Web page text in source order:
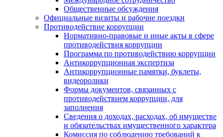
Общественные обсуждения
Официальные визиты и рабочие поездки
Противодействие коррупции
Нормативно-правовые и иные акты в сфере
противодействия коррупции
Программа по противодействию коррупции
Антикоррупционная экспертиза
Антикоррупционные памятки, буклеты,
видеоролики
Формы документов, связанных с
противодействием коррупции, для
заполнения
Сведения о доходах, расходах, об имуществе
и обязательствах имущественного характера
Комиссия по соблюдению требований к